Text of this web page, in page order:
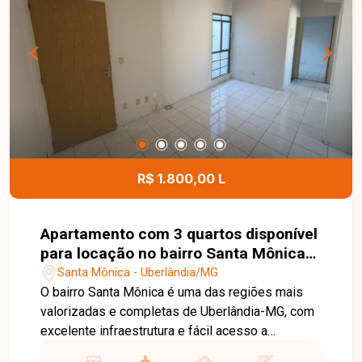
com churrasqueira, depósito no fundo e garagem
para 2 carros. Condomínio: conforme cadastro.
Agende sua visita e venha conhecer de perto
todos os detalhes deste imóvel. Uma excelente
oportunidade para quem busca espaço, conforto
e uma localização privilegiada em Uberlândia.
R$ 1.800,00 L
Apartamento com 3 quartos disponível
para locação no bairro Santa Mônica
em Uberlândia-MG
Santa Mônica - Uberlândia/MG
O bairro Santa Mônica é uma das regiões mais
valorizadas e completas de Uberlândia-MG, com
excelente infraestrutura e fácil acesso a